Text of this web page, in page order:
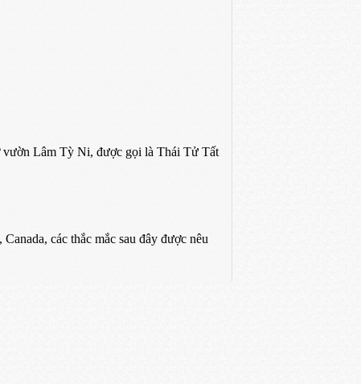
Lâm Tỳ Ni, được gọi là Thái Tử Tất
các thắc mắc sau đây được nêu